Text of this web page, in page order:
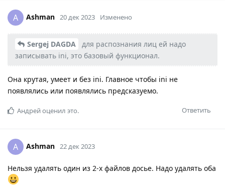
A Ashman 20 дек 2023 Изменено
Sergej DAGDA
для распознания лиц ей надо
записывать ini, это базовый функционал.
Она крутая, умеет и без ini. Главное чтобы ini не
появлялись или появлялись предсказуемо.
Ответить
Андрейоценил это.
A Ashman 22 дек 2023
Нельзя удалять один из 2-х файлов досье. Надо удалять оба